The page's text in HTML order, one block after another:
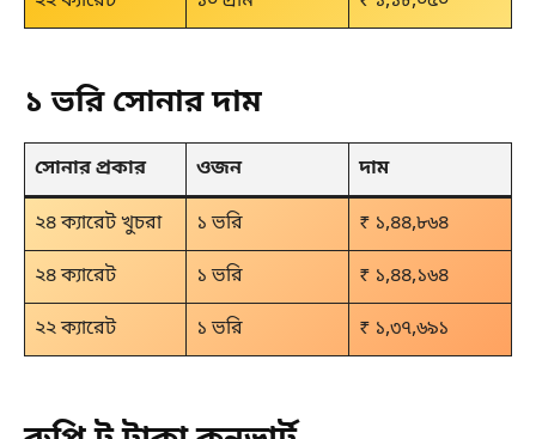
১ ভরি সোনার দাম
সোনার প্রকার ওজন দাম
২৪ ক্যারেট খুচরা ১ ভরি
₹ ১,৪৪,৮৬৪
২৪ ক্যারেট
১ ভরি
₹ ১,৪৪,১৬৪
২২ ক্যারেট
১ ভরি ₹ ১,৩৭,৬৯১